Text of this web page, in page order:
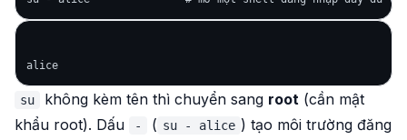
su không kèm tên thì chuyển sang root (cần mật
khẩu root). Dấu
- ( su - alice ) tạo môi trường đăng